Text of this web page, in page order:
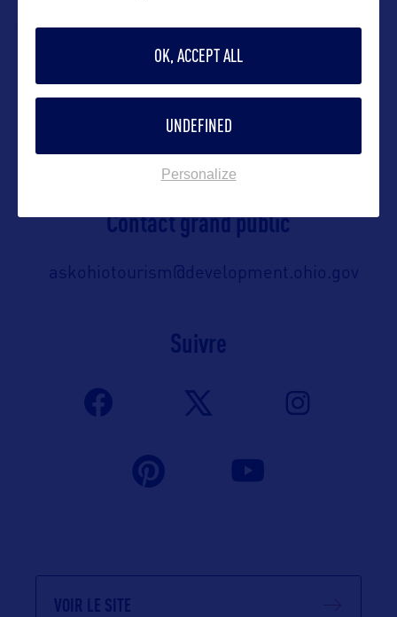
Dayna.Brownfield@development.ohio.gov
Contact pro
Matt.Maclaren@development.ohio.gov
Contact grand public
askohiotourism@development.ohio.gov
Suivre
VOIR LE SITE
OK, ACCEPT ALL
UNDEFINED
Personalize